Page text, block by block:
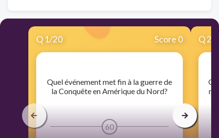
Q 1/20 Score 0
​Quel événement met fin à la guerre de
la Conquête en Amérique du Nord?
60
Q2